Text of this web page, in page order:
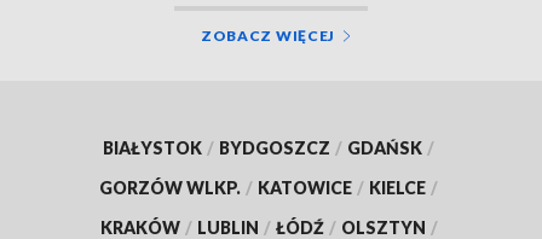
ZOBACZ WIĘCEJ
BIAŁYSTOK / BYDGOSZCZ / GDAŃSK /
GORZÓW WLKP. / KATOWICE / KIELCE /
KRAKÓW / LUBLIN / ŁÓDŹ / OLSZTYN /